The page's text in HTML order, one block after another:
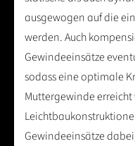
ausgewogen auf die
werden. Auch
Gewindeeinsätze
sodass eine optimale
Muttergewinde
Gewindeeinsätze